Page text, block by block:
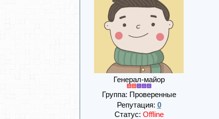
Генерал-майор
Группа: Проверенные
Репутация: 0
Статус: Offline